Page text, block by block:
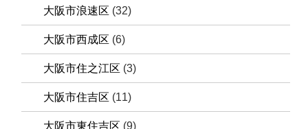
大阪市浪速区 (32)
大阪市西成区 (6)
大阪市住之江区 (3)
大阪市住吉区 (11)
大阪市東住吉区 (9)